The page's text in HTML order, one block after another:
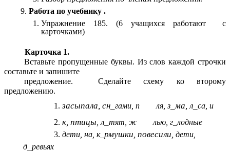
Работа по учебнику .
Упражнение 185. (6 учащихся работают с
карточками)
Карточка 1.
Вставьте пропущенные буквы. Из слов каждой строчки
составьте и запишите
предложение. Сделайте схему ко второму
предложению.
засыпала, сн_гами, п ля, з _ма, л_са, и
к, птицы, л_тят, ж лью, г_лодные
дети, на, к_рмушки, повесили,дети,
д _ревьях